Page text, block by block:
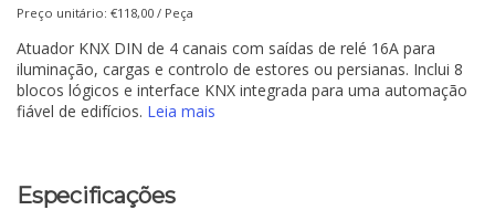
Preço unitário: €118,00 / Peça
Atuador KNX DIN de 4 canais com saídas de relé 16A para
iluminação, cargas e controlo de estores ou persianas. Inclui 8
blocos lógicos e interface KNX integrada para uma automação
fiável de edifícios. Leia mais
Especificações